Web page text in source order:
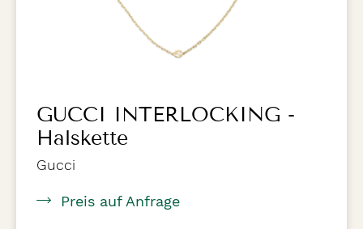
GUCCI INTERLOCKING -
Halskette
Gucci
Preis auf Anfrage